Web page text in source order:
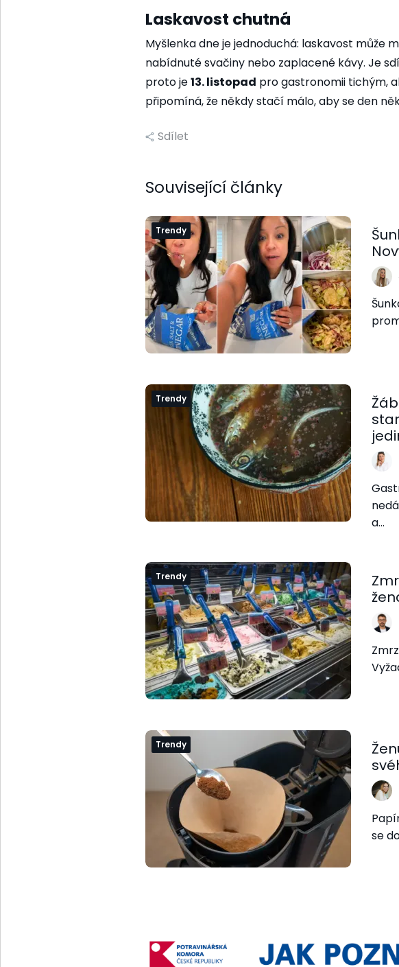
Laskavost chutná
Myšlenka dne je jednoduchá: laskavost může
nabídnuté svačiny nebo zaplacené kávy. Je
proto je13. listopad pro gastronomii tichým,
připomíná, že někdy stačí málo, aby se den
Sdílet
Související články
Trendy
Trendy
a…
Trendy
Trendy
se